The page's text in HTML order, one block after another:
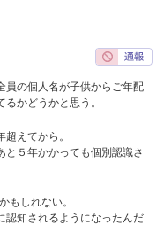
員の個人名が子供からご年配
かどうかと思う。
えてから。
と５年かかっても個別認識さ
もしれない。
認知されるようになったんだ